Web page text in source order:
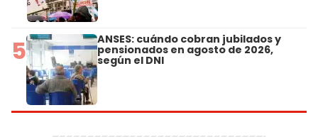
5 ANSES: cuándo cobran jubilados y
pensionados en agosto de 2026,
según el DNI